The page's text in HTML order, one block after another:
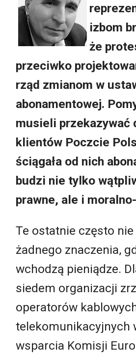
izbom
że
przeciwko
rząd zmianom w
abonamentowej.
musieli przekazywać
klientów Poczcie
ściągała od nich
budzi nie tylko
prawne, ale i
Te ostatnie często
żadnego znaczenia,
wchodzą pieniądze.
siedem organizacji
operatorów
telekomunikacyjnych
wsparcia Komisji